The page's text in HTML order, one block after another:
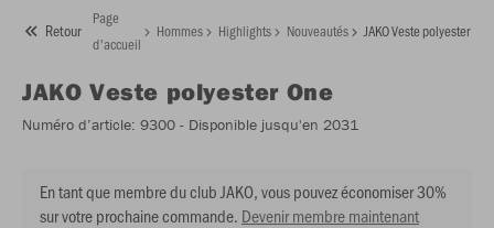
Retour
Page
d'accueil
Hommes Highlights Nouveautés JAKO Veste polyester One
JAKO Veste polyester One
Numéro d’article: 9300 - Disponible jusqu'en 2031
En tant que membre du club JAKO, vous pouvez économiser 30%
sur votre prochaine commande. Devenir membre maintenant